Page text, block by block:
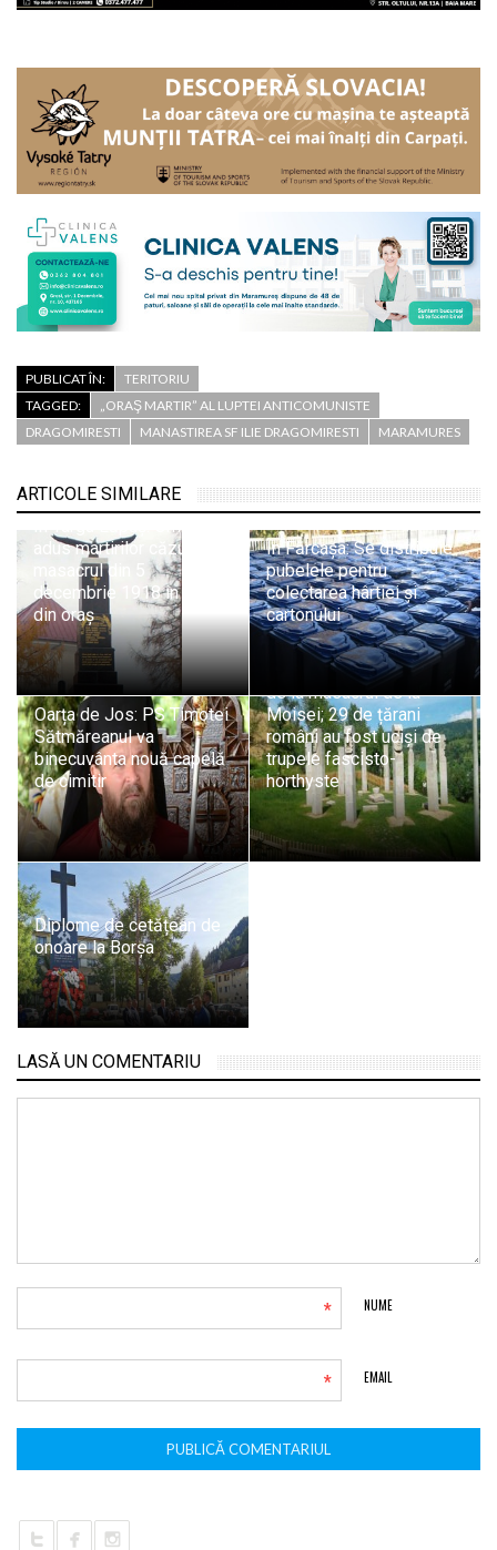
PUBLICAT ÎN:
TERITORIU
TAGGED:
„ORAŞ MARTIR” AL LUPTEI ANTICOMUNISTE
DRAGOMIRESTI
MANASTIREA SF ILIE DRAGOMIRESTI MARAMURES
ARTICOLE SIMILARE
În Târgu Lăpuș: Omagiu
adus martirilor căzuți în
masacrul din 5
decembrie 1918 în piața
din oraș
În Fărcașa: Se distribuie
pubelele pentru
colectarea hârtiei și
cartonului
Oarța de Jos: PS Timotei
Sătmăreanul va
binecuvânta nouă capelă
de cimitir
Se împlinesc 76 de ani
de la masacrul de la
Moisei; 29 de țărani
români au fost uciși de
trupele fascisto-
horthyste
Diplome de cetățean de
onoare la Borșa
LASĂ UN COMENTARIU
NUME
*
EMAIL
*